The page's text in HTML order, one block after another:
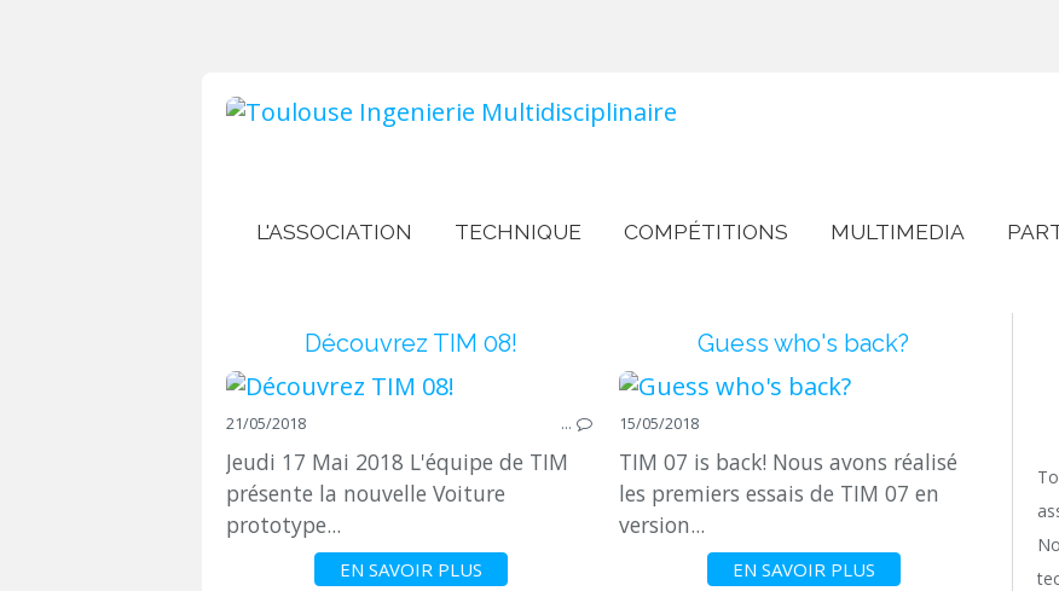
L'ASSOCIATION TECHNIQUE COMPÉTITIONS MULTIMEDIA
Découvrez TIM 08!
21/05/2018 …
Jeudi 17 Mai 2018 L'équipe de TIM
présente la nouvelle Voiture
prototype...
EN SAVOIR PLUS
Guess who's back?
15/05/2018
TIM 07 is back! Nous avons réalisé
les premiers essais de TIM 07 en
version...
EN SAVOIR PLUS